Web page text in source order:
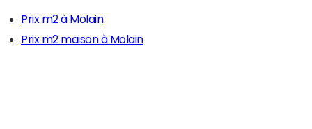
Prix m2 à Molain
Prix m2 maison à Molain